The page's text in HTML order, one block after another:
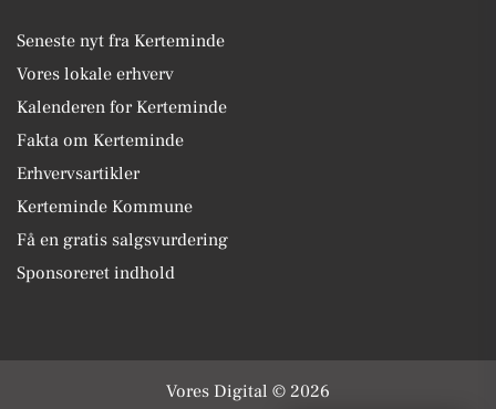
Seneste nyt fra Kerteminde
Vores lokale erhverv
Kalenderen for Kerteminde
Fakta om Kerteminde
Erhvervsartikler
Kerteminde Kommune
Få en gratis salgsvurdering
Sponsoreret indhold
Vores Digital © 2026